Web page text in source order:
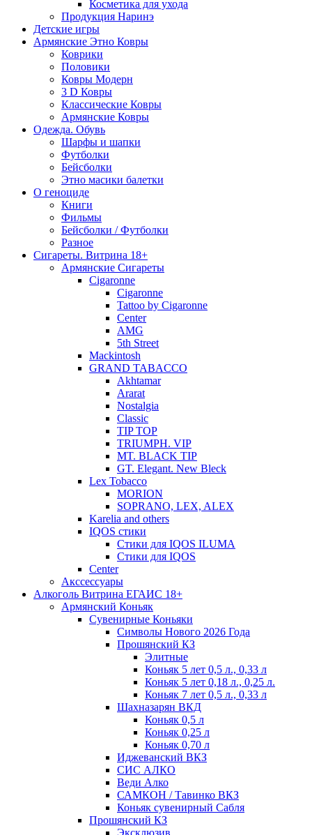
Косметика для ухода
Продукция Наринэ
Детские игры
Армянские Этно Ковры
Коврики
Половики
Ковры Модерн
3 D Ковры
Классические Ковры
Армянские Ковры
Одежда. Обувь
Шарфы и шапки
Футболки
Бейсболки
Этно масики балетки
О геноциде
Книги
Фильмы
Бейсболки / Футболки
Разное
Сигареты. Витрина 18+
Армянские Сигареты
Cigaronne
Cigaronne
Tattoo by Cigaronne
Center
AMG
5th Street
Mackintosh
GRAND TABACCO
Akhtamar
Ararat
Nostalgia
Classic
TIP TOP
TRIUMPH. VIP
MT. BLACK TIP
GT. Elegant. New Bleck
Lex Tobacco
MORION
SOPRANO, LEX, ALEX
Karelia and others
IQOS стики
Стики для IQOS ILUMA
Стики для IQOS
Сenter
Акссессуары
Алкоголь Витрина ЕГАИС 18+
Армянский Коньяк
Сувенирные Коньяки
Символы Нового 2026 Года
Прошянский КЗ
Элитные
Коньяк 5 лет 0,5 л., 0,33 л
Коньяк 5 лет 0,18 л., 0,25 л.
Коньяк 7 лет 0,5 л., 0,33 л
Шахназарян ВКД
Коньяк 0,5 л
Коньяк 0,25 л
Коньяк 0,70 л
Иджеванский ВКЗ
СИС АЛКО
Веди Алко
САМКОН / Тавинко ВКЗ
Коньяк сувенирный Сабля
Прошянский КЗ
Эксклюзив